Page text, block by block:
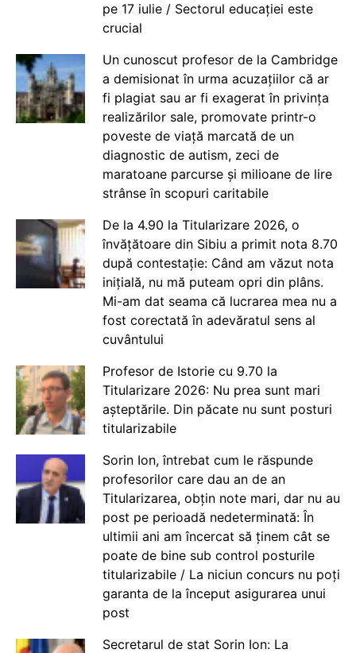
pe 17 iulie / Sectorul educației este
crucial
Un cunoscut profesor de la Cambridge
a demisionat în urma acuzațiilor că ar
fi plagiat sau ar fi exagerat în privința
realizărilor sale, promovate printr-o
poveste de viață marcată de un
diagnostic de autism, zeci de
maratoane parcurse și milioane de lire
strânse în scopuri caritabile
De la 4.90 la Titularizare 2026, o
învățătoare din Sibiu a primit nota 8.70
după contestație: Când am văzut nota
inițială, nu mă puteam opri din plâns.
Mi-am dat seama că lucrarea mea nu a
fost corectată în adevăratul sens al
cuvântului
Profesor de Istorie cu 9.70 la
Titularizare 2026: Nu prea sunt mari
așteptările. Din păcate nu sunt posturi
titularizabile
Sorin Ion, întrebat cum le răspunde
profesorilor care dau an de an
Titularizarea, obțin note mari, dar nu au
post pe perioadă nedeterminată: În
ultimii ani am încercat să ținem cât se
poate de bine sub control posturile
titularizabile / La niciun concurs nu poți
garanta de la început asigurarea unui
post
Secretarul de stat Sorin Ion: La